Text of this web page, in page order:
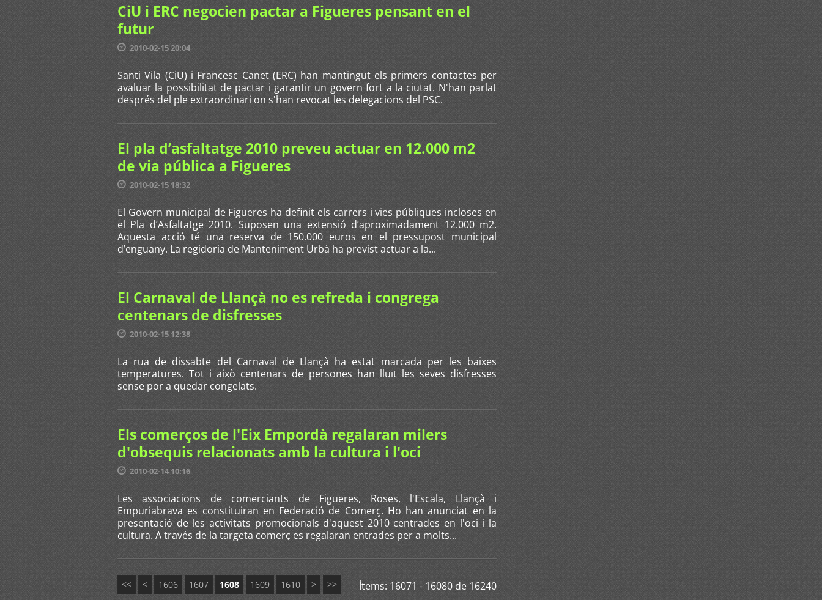
CiU i ERC negocien pactar a Figueres pensant en el
futur
2010-02-15 20:04
Santi Vila (CiU) i Francesc Canet (ERC) han mantingut els primers contactes per
avaluar la possibilitat de pactar i garantir un govern fort a la ciutat. N'han parlat
després del ple extraordinari on s'han revocat les delegacions del PSC.
El pla d’asfaltatge 2010 preveu actuar en 12.000 m2
de via pública a Figueres
2010-02-15 18:32
El Govern municipal de Figueres ha definit els carrers i vies públiques incloses en
el Pla d’Asfaltatge 2010. Suposen una extensió d’aproximadament 12.000 m2.
Aquesta acció té una reserva de 150.000 euros en el pressupost municipal
d’enguany. La regidoria de Manteniment Urbà ha previst actuar a la...
El Carnaval de Llançà no es refreda i congrega
centenars de disfresses
2010-02-15 12:38
La rua de dissabte del Carnaval de Llançà ha estat marcada per les baixes
temperatures. Tot i això centenars de persones han lluït les seves disfresses
sense por a quedar congelats.
Els comerços de l'Eix Empordà regalaran milers
d'obsequis relacionats amb la cultura i l'oci
2010-02-14 10:16
Les associacions de comerciants de Figueres, Roses, l'Escala, Llançà i
Empuriabrava es constituiran en Federació de Comerç. Ho han anunciat en la
presentació de les activitats promocionals d'aquest 2010 centrades en l'oci i la
cultura. A través de la targeta comerç es regalaran entrades per a molts...
Ítems: 16071 - 16080 de 16240
<< < 1606 1607 1608 1609 1610 > >>